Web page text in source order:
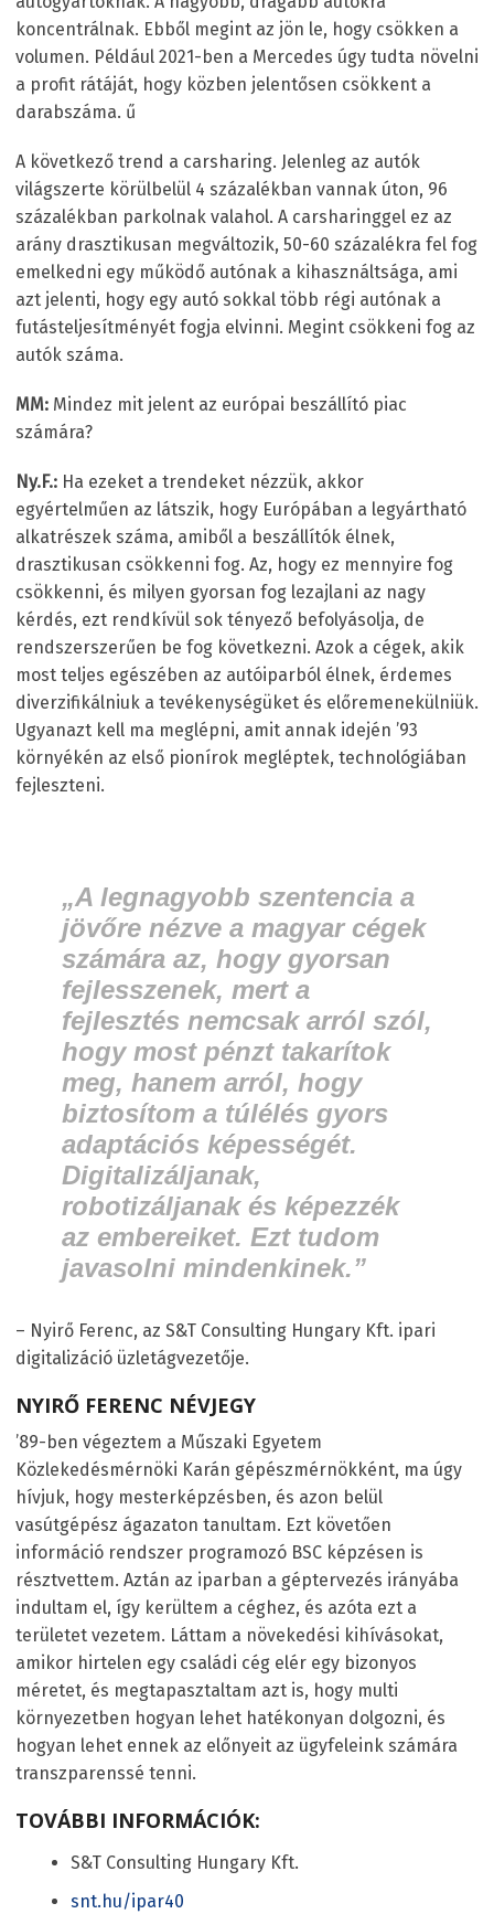
koncentrálnak. Ebből megint az jön le, hogy csökken a
volumen. Például 2021-ben a Mercedes úgy tudta növelni
a profit rátáját, hogy közben jelentősen csökkent a
darabszáma. ű
A következő trend a carsharing. Jelenleg az autók
világszerte körülbelül 4 százalékban vannak úton, 96
százalékban parkolnak valahol. A carsharinggel ez az
arány drasztikusan megváltozik, 50-60 százalékra fel fog
emelkedni egy működő autónak a kihasználtsága, ami
azt jelenti, hogy egy autó sokkal több régi autónak a
futásteljesítményét fogja elvinni. Megint csökkeni fog az
autók száma.
MM: Mindez mit jelent az európai beszállító piac
számára?
Ny.F.: Ha ezeket a trendeket nézzük, akkor
egyértelműen az látszik, hogy Európában a legyártható
alkatrészek száma, amiből a beszállítók élnek,
drasztikusan csökkenni fog. Az, hogy ez mennyire fog
csökkenni, és milyen gyorsan fog lezajlani az nagy
kérdés, ezt rendkívül sok tényező befolyásolja, de
rendszerszerűen be fog következni. Azok a cégek, akik
most teljes egészében az autóiparból élnek, érdemes
diverzifikálniuk a tevékenységüket és előremenekülniük.
Ugyanazt kell ma meglépni, amit annak idején ’93
környékén az első pionírok megléptek, technológiában
fejleszteni.
„A legnagyobb szentencia a
jövőre nézve a magyar cégek
számára az, hogy gyorsan
fejlesszenek, mert a
fejlesztés nemcsak arról szól,
hogy most pénzt takarítok
meg, hanem arról, hogy
biztosítom a túlélés gyors
adaptációs képességét.
Digitalizáljanak,
robotizáljanak és képezzék
az embereiket. Ezt tudom
javasolni mindenkinek.”
– Nyirő Ferenc, az S&T Consulting Hungary Kft. ipari
digitalizáció üzletágvezetője.
NYIRŐ FERENC NÉVJEGY
’89-ben végeztem a Műszaki Egyetem
Közlekedésmérnöki Karán gépészmérnökként, ma úgy
hívjuk, hogy mesterképzésben, és azon belül
vasútgépész ágazaton tanultam. Ezt követően
információ rendszer programozó BSC képzésen is
résztvettem. Aztán az iparban a géptervezés irányába
indultam el, így kerültem a céghez, és azóta ezt a
területet vezetem. Láttam a növekedési kihívásokat,
amikor hirtelen egy családi cég elér egy bizonyos
méretet, és megtapasztaltam azt is, hogy multi
környezetben hogyan lehet hatékonyan dolgozni, és
hogyan lehet ennek az előnyeit az ügyfeleink számára
transzparenssé tenni.
TOVÁBBI INFORMÁCIÓK:
S&T Consulting Hungary Kft.
snt.hu/ipar40